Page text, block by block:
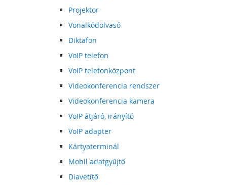
Projektor
Vonalkódolvasó
Diktafon
VoIP telefon
VoIP telefonközpont
Videokonferencia rendszer
Videokonferencia kamera
VoIP átjáró, irányító
VoIP adapter
Kártyaterminál
Mobil adatgyűjtő
Diavetítő